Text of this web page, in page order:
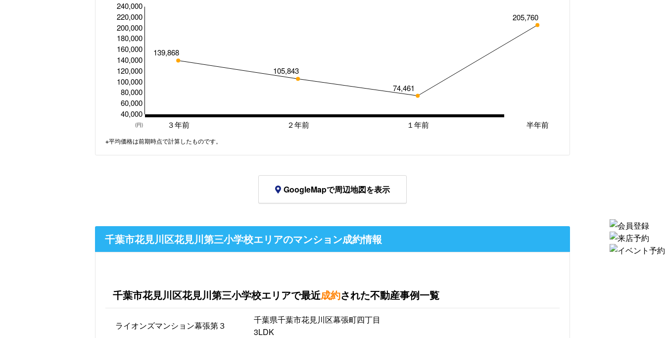
３年前 ２年前 １年前 半年前
40,000
60,000
80,000
100,000
120,000
140,000
160,000
180,000
200,000
220,000
240,000
139,868
105,843
74,461
205,760
(円)
※平均価格は前期時点で計算したものです。
GoogleMapで周辺地図を表示
千葉市花見川区花見川第三小学校エリアのマンション成約情報
千葉市花見川区花見川第三小学校エリアで最近成約された不動産事例一覧
ライオンズマンション幕張第３
千葉県千葉市花見川区幕張町四丁目
3LDK